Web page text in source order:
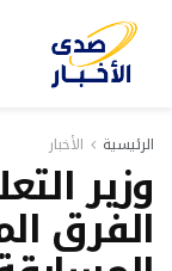
الرئيسية الأخبار
وزير
الفرق